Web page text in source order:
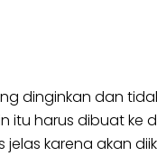
dinginkan dan
itu harus dibuat ke
karena akan